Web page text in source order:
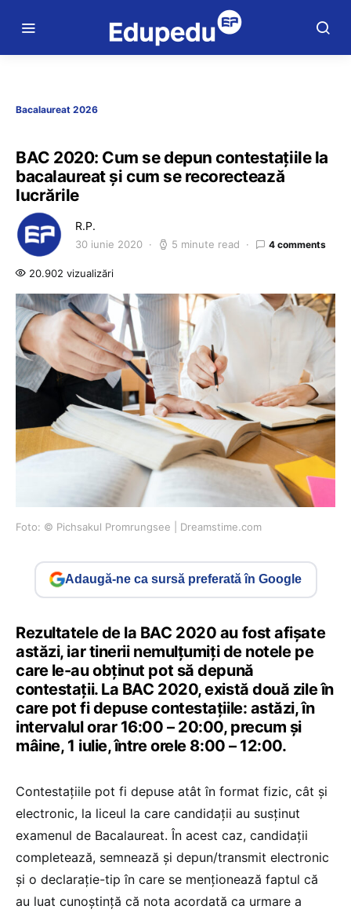
Bacalaureat 2026
BAC 2020: Cum se depun contestațiile la
bacalaureat și cum se recorectează
lucrările
R.P.
30 iunie 2020 5 minute read 4 comments
20.902 vizualizări
Foto: © Pichsakul Promrungsee | Dreamstime.com
Adaugă-ne ca sursă preferată în Google
Rezultatele de la BAC 2020 au fost afișate
astăzi, iar tinerii nemulțumiți de notele pe
care le-au obținut pot să depună
contestații. La BAC 2020, există două zile în
care pot fi depuse contestațiile: astăzi, în
intervalul orar 16:00 – 20:00, precum și
mâine, 1 iulie, între orele 8:00 – 12:00.
Contestațiile pot fi depuse atât în format fizic, cât și
electronic, la liceul la care candidații au susținut
examenul de Bacalaureat. În acest caz, candidații
completează, semnează și depun/transmit electronic
și o declarație-tip în care se menționează faptul că
au luat cunoștință că nota acordată ca urmare a